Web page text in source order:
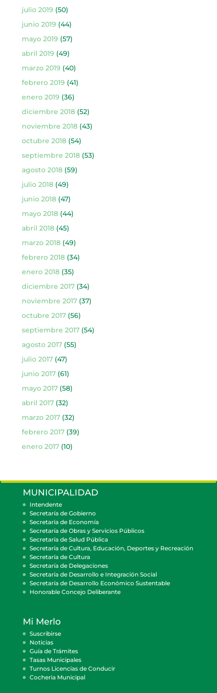
julio 2019 (50)
junio 2019 (44)
mayo 2019 (57)
abril 2019 (49)
marzo 2019 (40)
febrero 2019 (41)
enero 2019 (36)
diciembre 2018(52)
noviembre 2018(43)
octubre 2018(54)
septiembre 2018(53)
agosto 2018(59)
julio 2018(49)
junio 2018(47)
mayo 2018(44)
abril 2018(45)
marzo 2018(49)
febrero 2018(34)
enero 2018(35)
diciembre 2017(34)
noviembre 2017(37)
octubre 2017(56)
septiembre 2017(54)
agosto 2017(55)
julio 2017(47)
junio 2017(61)
mayo 2017(58)
abril 2017(32)
marzo 2017(32)
febrero 2017(39)
enero 2017(10)
MUNICIPALIDAD
Intendente
Secretaría de Gobierno
Secretaría de Economía
Secretaría de Obras y Servicios Públicos
Secretaría de Salud Pública
Secretaría de Cultura, Educación, Deportes y Recreación
Secretaría de Cultura
Secretaría de Delegaciones
Secretaría de Desarrollo e Integración Social
Secretaría de Desarrollo Económico Sustentable
Honorable Concejo Deliberante
Mi Merlo
Suscribirse
Noticias
Guía de Trámites
Tasas Municipales
Turnos Licencias de Conducir
Cocheria Municipal